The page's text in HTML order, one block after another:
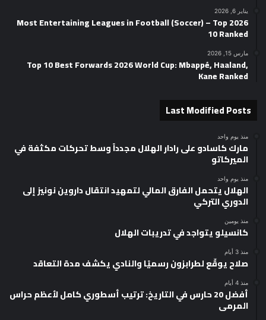
يناير 6, 2026
2026 Most Entertaining Leagues in Football (Soccer) – Top
10 Ranked
مارس 15, 2026
Top 10 Best Forwards 2026 World Cup: Mbappé, Haaland,
Kane Ranked
Last Modified Posts
منذ يوم واحد
مارك كاسادو على رادار الهلال مجدداً وسط تحركات مكثفة في
الميركاتو
منذ يوم واحد
الهلال يتحمل الفارق المالي لتمهيد انتقال داروين نونيز إلى
الدوري التركي
منذ يومين
كانسيلو يتواجد في تدريبات الهلال
منذ 3 أيام
صلاح يوقّع لطرابزون رسميًا والنادي يكشف مدة التعاقد
منذ 4 أيام
أفضل 20 حارس في التاريخ: ترتيب أسطوري كامل لأعظم حراس
المرمى